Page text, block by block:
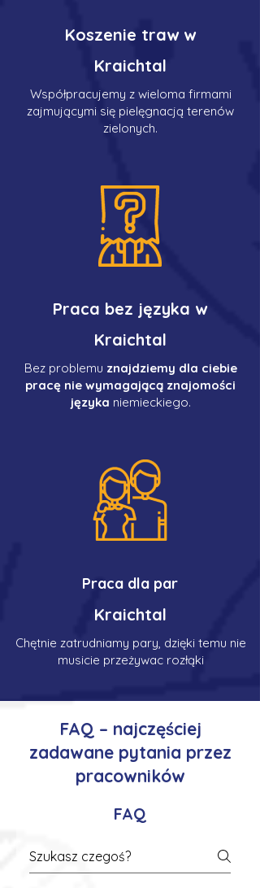
Koszenie traw w
Kraichtal
Współpracujemy z wieloma firmami
zajmującymi się pielęgnacją terenów
zielonych.
Praca bez języka w
Kraichtal
Bez problemu znajdziemy dla ciebie
pracę nie wymagającą znajomości
języka niemieckiego.
Praca dla par
Kraichtal
Chętnie zatrudniamy pary, dzięki temu nie
musicie przeżywac rozłąki
FAQ – najczęściej
zadawane pytania przez
pracowników
FAQ